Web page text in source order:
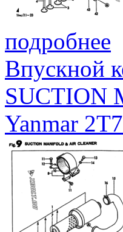
подробнее
Впускной
SUCTION
Yanmar